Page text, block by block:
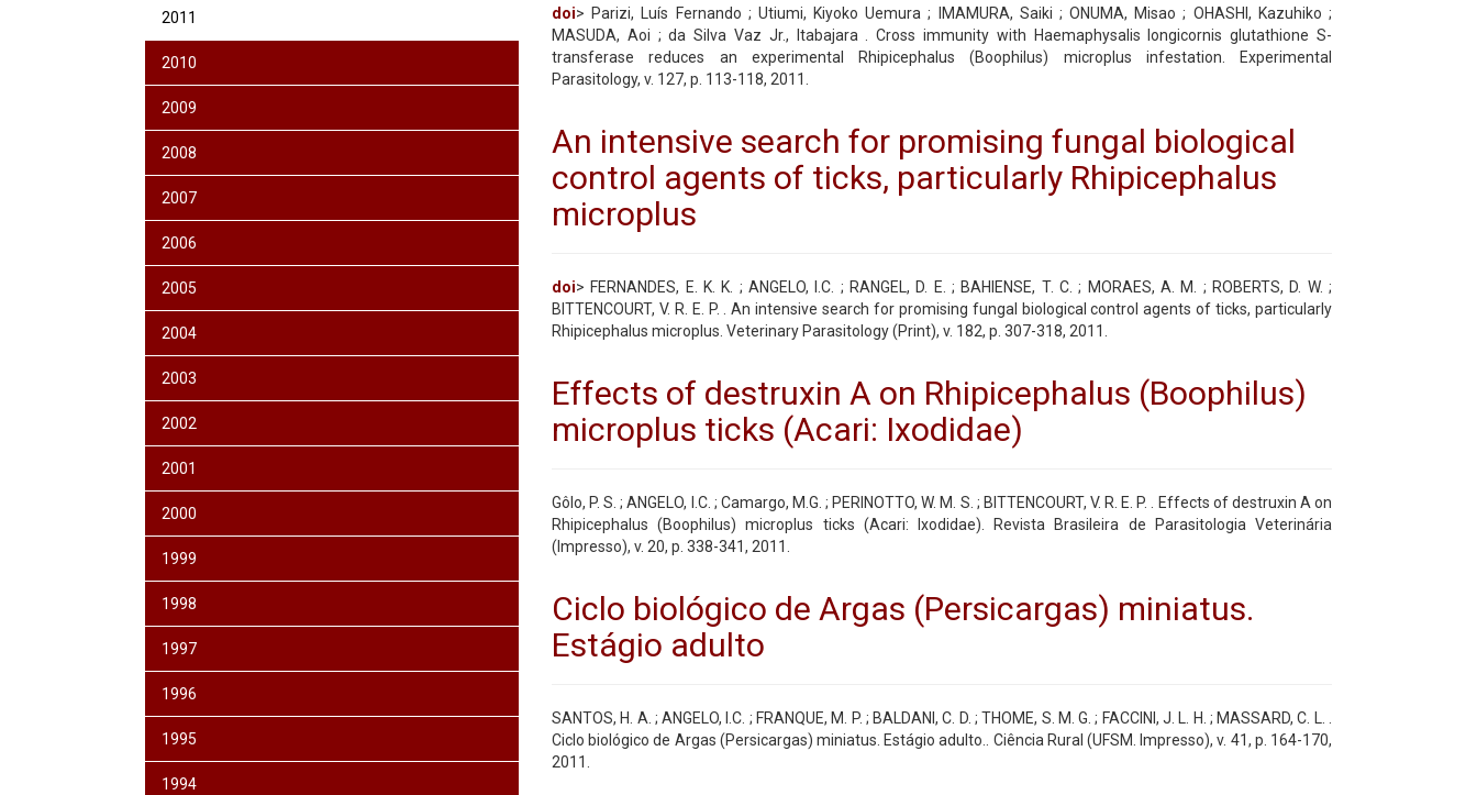
2011
2010
2009
2008
2007
2006
2005
2004
2003
2002
2001
2000
1999
1998
1997
1996
1995
1994
doi> Parizi, Luís Fernando ; Utiumi, Kiyoko Uemura ; IMAMURA, Saiki ; ONUMA, Misao ; OHASHI, Kazuhiko ;
MASUDA, Aoi ; da Silva Vaz Jr., Itabajara . Cross immunity with Haemaphysalis longicornis glutathione S-
transferase reduces an experimental Rhipicephalus (Boophilus) microplus infestation. Experimental
Parasitology, v. 127, p. 113-118, 2011.
An intensive search for promising fungal biological
control agents of ticks, particularly Rhipicephalus
microplus
doi> FERNANDES, E. K. K. ; ANGELO, I.C. ; RANGEL, D. E. ; BAHIENSE, T. C. ; MORAES, A. M. ; ROBERTS, D. W. ;
BITTENCOURT, V. R. E. P. . An intensive search for promising fungal biological control agents of ticks, particularly
Rhipicephalus microplus. Veterinary Parasitology (Print), v. 182, p. 307-318, 2011.
Effects of destruxin A on Rhipicephalus (Boophilus)
microplus ticks (Acari: Ixodidae)
Gôlo, P. S. ; ANGELO, I.C. ; Camargo, M.G. ; PERINOTTO, W. M. S. ; BITTENCOURT, V. R. E. P. . Effects of destruxin A on
Rhipicephalus (Boophilus) microplus ticks (Acari: Ixodidae). Revista Brasileira de Parasitologia Veterinária
(Impresso), v. 20, p. 338-341, 2011.
Ciclo biológico de Argas (Persicargas) miniatus.
Estágio adulto
SANTOS, H. A. ; ANGELO, I.C. ; FRANQUE, M. P. ; BALDANI, C. D. ; THOME, S. M. G. ; FACCINI, J. L. H. ; MASSARD, C. L. .
Ciclo biológico de Argas (Persicargas) miniatus. Estágio adulto.. Ciência Rural (UFSM. Impresso), v. 41, p. 164-170,
2011.